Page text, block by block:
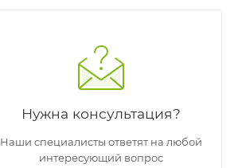
Нужна консультация?
Наши специалисты ответят на любой
интересующий вопрос